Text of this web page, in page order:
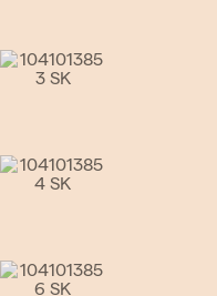
Go to slide 4
Go to slide 5
Go to slide 6